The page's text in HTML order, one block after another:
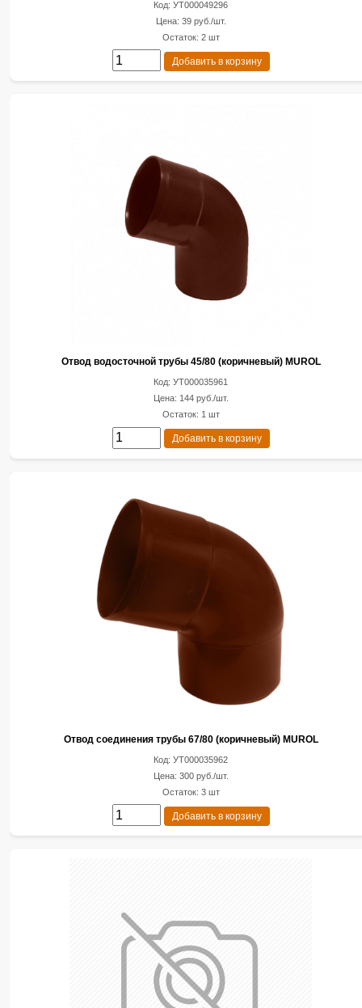
Код: УТ000049296
Цена: 39 руб./шт.
Остаток: 2 шт
Добавить в корзину
Отвод водосточной трубы 45/80 (коричневый) MUROL
Код: УТ000035961
Цена: 144 руб./шт.
Остаток: 1 шт
Добавить в корзину
Отвод соединения трубы 67/80 (коричневый) MUROL
Код: УТ000035962
Цена: 300 руб./шт.
Остаток: 3 шт
Добавить в корзину